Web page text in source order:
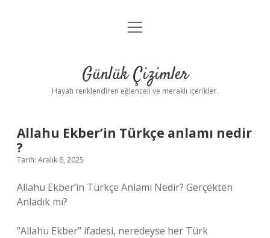
Anasayfa
Yasal Uyarı
menüyü
Günlük Çizimler
Hayatı renklendiren eğlenceli ve meraklı içerikler.
Allahu Ekber’in Türkçe anlamı nedir
?
Tarih: Aralık 6, 2025
Allahu Ekber’in Türkçe Anlamı Nedir? Gerçekten
Anladık mı?
“Allahu Ekber” ifadesi, neredeyse her Türk